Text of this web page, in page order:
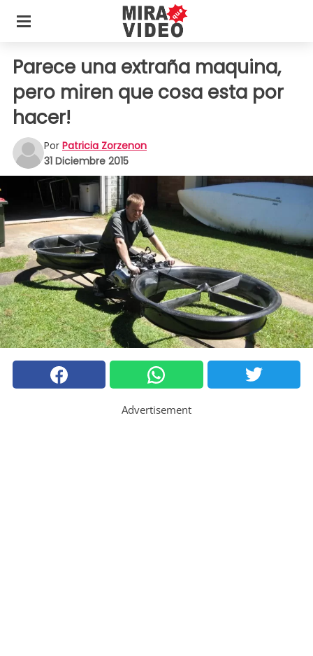
Parece una extraña maquina,
pero miren que cosa esta por
hacer!
Por Patricia Zorzenon
31 Diciembre 2015
Advertisement